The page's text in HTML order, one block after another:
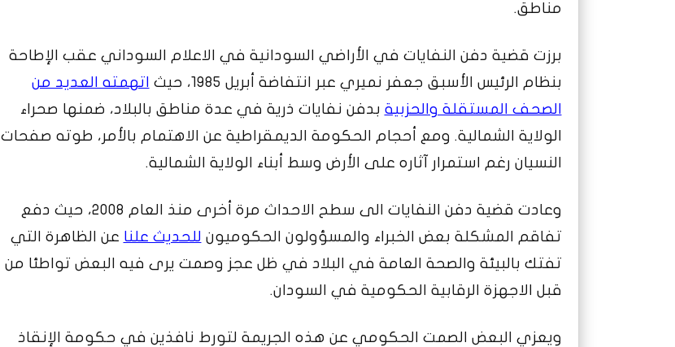
مناطق.
برزت قضية دفن النفايات في الأراضي السودانية في الاعلام السوداني عقب الإطاحة
بنظام الرئيس الأسبق جعفر نميري عبر انتفاضة أبريل 1985، حيث
اتهمته العديد من
الصحف المستقلة والحزبية بدفن نفايات ذرية في عدة مناطق بالبلاد، ضمنها صحراء
الولاية الشمالية. ومع أحجام الحكومة الديمقراطية عن الاهتمام بالأمر، طوته صفحات
النسيان رغم استمرار آثاره على الأرض وسط أبناء الولاية الشمالية.
وعادت قضية دفن النفايات الى سطح الاحداث مرة أخرى منذ العام 2008، حيث دفع
تفاقم المشكلة بعض الخبراء والمسؤولون الحكوميون للحديث علنا عن الظاهرة التي
تفتك بالبيئة والصحة العامة في البلاد في ظل عجز وصمت يرى فيه البعض تواطئا من
قبل الاجهزة الرقابية الحكومية في السودان.
ويعزي البعض الصمت الحكومي عن هذه الجريمة لتورط نافذين في حكومة الإنقاذ